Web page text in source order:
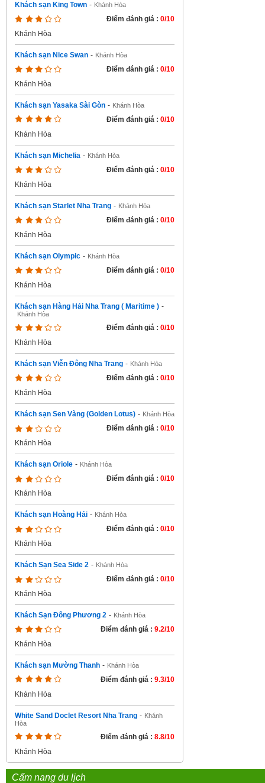
Khách sạn King Town - Khánh Hòa
Điểm đánh giá : 0/10
Khánh Hòa
Khách sạn Nice Swan - Khánh Hòa
Điểm đánh giá : 0/10
Khánh Hòa
Khách sạn Yasaka Sài Gòn - Khánh Hòa
Điểm đánh giá : 0/10
Khánh Hòa
Khách sạn Michelia - Khánh Hòa
Điểm đánh giá : 0/10
Khánh Hòa
Khách sạn Starlet Nha Trang - Khánh Hòa
Điểm đánh giá : 0/10
Khánh Hòa
Khách sạn Olympic - Khánh Hòa
Điểm đánh giá : 0/10
Khánh Hòa
Khách sạn Hàng Hải Nha Trang ( Maritime ) -
Khánh Hòa
Điểm đánh giá : 0/10
Khánh Hòa
Khách sạn Viễn Đông Nha Trang - Khánh Hòa
Điểm đánh giá : 0/10
Khánh Hòa
Khách sạn Sen Vàng (Golden Lotus) - Khánh Hòa
Điểm đánh giá : 0/10
Khánh Hòa
Khách sạn Oriole - Khánh Hòa
Điểm đánh giá : 0/10
Khánh Hòa
Khách sạn Hoàng Hải - Khánh Hòa
Điểm đánh giá : 0/10
Khánh Hòa
Khách Sạn Sea Side 2 - Khánh Hòa
Điểm đánh giá : 0/10
Khánh Hòa
Khách Sạn Đông Phương 2 - Khánh Hòa
Điểm đánh giá : 9.2/10
Khánh Hòa
Khách sạn Mường Thanh - Khánh Hòa
Điểm đánh giá : 9.3/10
Khánh Hòa
White Sand Doclet Resort Nha Trang - Khánh
Hòa
Điểm đánh giá : 8.8/10
Khánh Hòa
Cẩm nang du lịch